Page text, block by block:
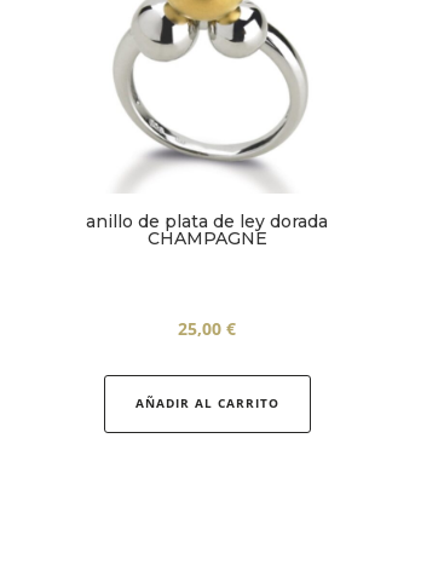
anillo de plata de ley dorada
CHAMPAGNE
25,00€
AÑADIR AL CARRITO